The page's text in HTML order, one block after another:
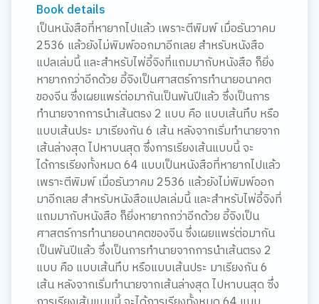
Book details
เป็นหนังสือที่หายากไปแล้ว เพราะตีพิมพ์ เมื่อธันวาคม
2536 แล้วยังไม่พิมพ์ออกมาอีกเลย สำหรับหนังสือ
แปลเล่มนี้ และสำหรับไพ่อี้จิงที่แถมมากับหนังสือ ก็ยิ่ง
หายากกว่าอีกด้วย อี้จิงเป็นศาสตร์การทำนายอนาคต
ของจีน ซึ่งเผยแพร่ต่อมากันเป็นพันปีแล้ว ซึ่งเป็นการ
ทำนายจากการนำเส้นตรง 2 แบบ คือ แบบเส้นทึบ หรือ
แบบเส้นประ มาเรียงกัน 6 เส้น หลังจากเริ่มทำนายจาก
เส้นล่างสุด ไปหาบนสุด ซึ่งการเรียงเส้นแบบนี้ จะ
ได้การเรียงทั้งหมด 64 แบบเป็นหนังสือที่หายากไปแล้ว
เพราะตีพิมพ์ เมื่อธันวาคม 2536 แล้วยังไม่พิมพ์ออก
มาอีกเลย สำหรับหนังสือแปลเล่มนี้ และสำหรับไพ่อี้จิงที่
แถมมากับหนังสือ ก็ยิ่งหายากกว่าอีกด้วย อี้จิงเป็น
ศาสตร์การทำนายอนาคตของจีน ซึ่งเผยแพร่ต่อมากัน
เป็นพันปีแล้ว ซึ่งเป็นการทำนายจากการนำเส้นตรง 2
แบบ คือ แบบเส้นทึบ หรือแบบเส้นประ มาเรียงกัน 6
เส้น หลังจากเริ่มทำนายจากเส้นล่างสุด ไปหาบนสุด ซึ่ง